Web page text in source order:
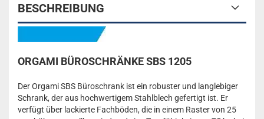
BESCHREIBUNG
ORGAMI BÜROSCHRÄNKE SBS 1205
Der Orgami SBS Büroschrank ist ein robuster und langlebiger
Schrank, der aus hochwertigem Stahlblech gefertigt ist. Er
verfügt über lackierte Fachböden, die in einem Raster von 25